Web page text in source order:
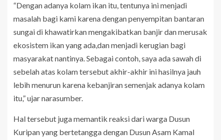
“Dengan adanya kolam ikan itu, tentunya ini menjadi
masalah bagi kami karena dengan penyempitan bantaran
sungai di khawatirkan mengakibatkan banjir dan merusak
ekosistem ikan yang ada,dan menjadi kerugian bagi
masyarakat nantinya. Sebagai contoh, saya ada sawah di
sebelah atas kolam tersebut akhir-akhir ini hasilnya jauh
lebih menurun karena kebanjiran semenjak adanya kolam
itu,” ujar narasumber.
Hal tersebut juga memantik reaksi dari warga Dusun
Kuripan yang bertetangga dengan Dusun Asam Kamal